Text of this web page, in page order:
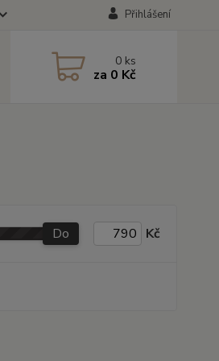
Přihlášení
0 ks
za 0 Kč
Do Kč